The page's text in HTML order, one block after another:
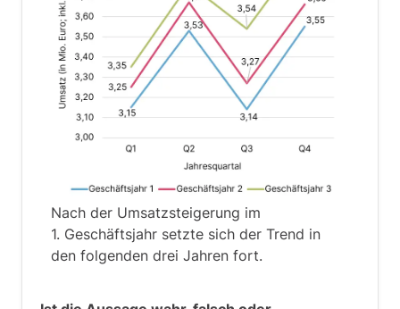
Nach der Umsatzsteigerung im
1. Geschäftsjahr setzte sich der Trend in
den folgenden drei Jahren fort.